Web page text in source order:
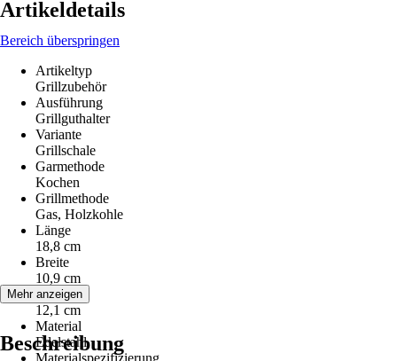
Artikeldetails
Bereich überspringen
Artikeltyp
Grillzubehör
Ausführung
Grillguthalter
Variante
Grillschale
Garmethode
Kochen
Grillmethode
Gas, Holzkohle
Länge
18,8 cm
Breite
10,9 cm
Höhe
12,1 cm
Material
Edelstahl
Materialspezifizierung
Mehr anzeigen
Beschreibung